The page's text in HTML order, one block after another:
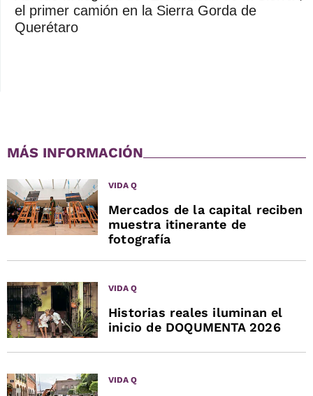
el primer camión en la Sierra Gorda de
Querétaro
MÁS INFORMACIÓN
VIDA Q
Mercados de la capital reciben
muestra itinerante de
fotografía
VIDA Q
Historias reales iluminan el
inicio de DOQUMENTA 2026
VIDA Q